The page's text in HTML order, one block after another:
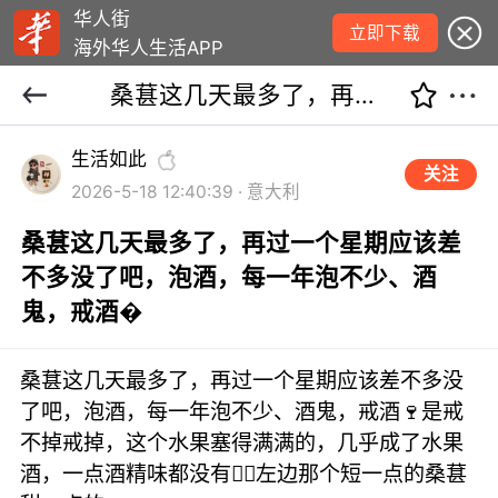
华人街
海外华人生活APP
立即下载
桑葚这几天最多了，再过一个星期应该差不多没了吧，泡酒，每一年泡不少、酒鬼，戒酒�
生活如此
2026-5-18 12:40:39 · 意大利
关注
桑葚这几天最多了，再过一个星期应该差
不多没了吧，泡酒，每一年泡不少、酒
鬼，戒酒�
桑葚这几天最多了，再过一个星期应该差不多没
了吧，泡酒，每一年泡不少、酒鬼，戒酒🍷是戒
不掉戒掉，这个水果塞得满满的，几乎成了水果
酒，一点酒精味都没有🙂‍↔️左边那个短一点的桑葚